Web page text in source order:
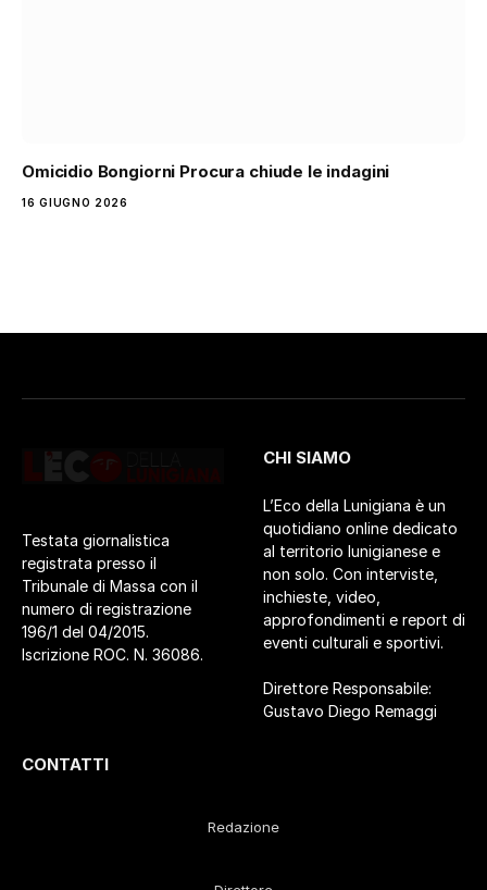
Omicidio Bongiorni Procura chiude le indagini
16 GIUGNO 2026
Testata giornalistica
registrata presso il
Tribunale di Massa con il
numero di registrazione
196/1 del 04/2015.
Iscrizione ROC. N. 36086.
CHI SIAMO
L’Eco della Lunigiana è un
quotidiano online dedicato
al territorio lunigianese e
non solo. Con interviste,
inchieste, video,
approfondimenti e report di
eventi culturali e sportivi.
Direttore Responsabile:
Gustavo Diego Remaggi
CONTATTI
Redazione